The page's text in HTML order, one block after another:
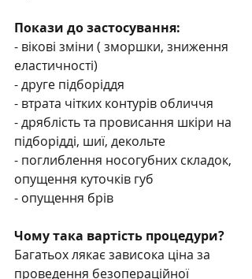
Покази до застосування:
- вікові зміни ( зморшки, зниження
еластичності)
- друге підборіддя
- втрата чітких контурів обличчя
- дряблість та провисання шкіри на
підборідді, шиї, декольте
- поглиблення носогубних складок,
опущення куточків губ
- опущення брів
Чому така вартість процедури?
Багатьох лякає зависока ціна за
проведення безопераційної